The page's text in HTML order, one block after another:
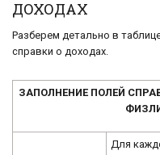
ДОХОДАХ
Разберем детально в
справки о доходах.
ЗАПОЛНЕНИЕ ПОЛЕЙ
Для